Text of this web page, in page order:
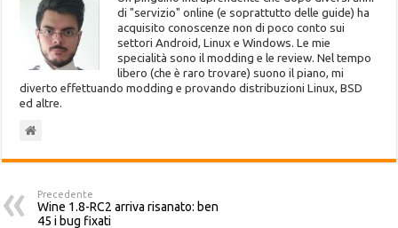
di "servizio" online (e soprattutto delle guide) ha
acquisito conoscenze non di poco conto sui
settori Android, Linux e Windows. Le mie
specialità sono il modding e le review. Nel tempo
libero (che è raro trovare) suono il piano, mi
diverto effettuando modding e provando distribuzioni Linux, BSD
ed altre.
Precedente
Wine 1.8-RC2 arriva risanato: ben
45 i bug fixati